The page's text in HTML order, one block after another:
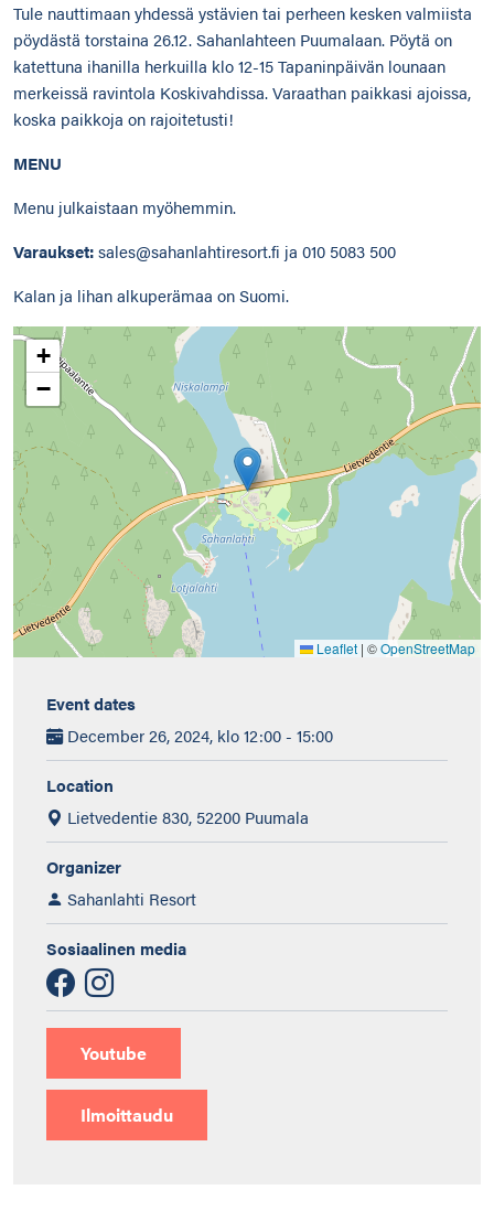
Tule nauttimaan yhdessä ystävien tai perheen kesken valmiista
pöydästä torstaina 26.12. Sahanlahteen Puumalaan. Pöytä on
katettuna ihanilla herkuilla klo 12-15 Tapaninpäivän lounaan
merkeissä ravintola Koskivahdissa. Varaathan paikkasi ajoissa,
koska paikkoja on rajoitetusti!
MENU
Menu julkaistaan myöhemmin.
Varaukset:sales@sahanlahtiresort.fi ja 010 5083 500
Kalan ja lihan alkuperämaa on Suomi.
+
−
Leaflet | ©OpenStreetMap
Event dates
December 26, 2024, klo 12:00 - 15:00
Location
Lietvedentie 830, 52200 Puumala
Organizer
Sahanlahti Resort
Sosiaalinen media
Youtube
Ilmoittaudu